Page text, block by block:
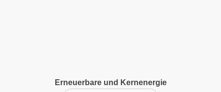
Erneuerbare und Kernenergie